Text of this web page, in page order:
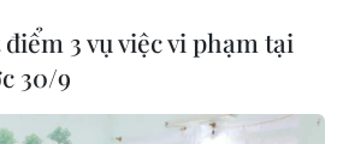
3 vụ việc vi phạm tại
30/9